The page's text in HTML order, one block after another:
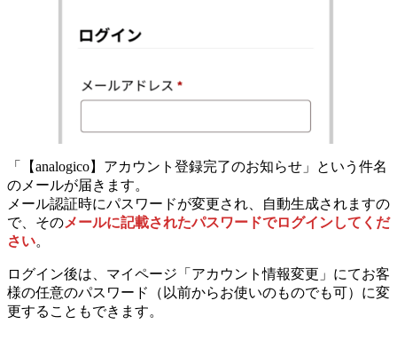
「【analogico】アカウント登録完了のお知らせ」という件名
のメールが届きます。
メール認証時にパスワードが変更され、自動生成されますの
で、そのメールに記載されたパスワードでログインしてくだ
さい。
ログイン後は、マイページ「アカウント情報変更」にてお客
様の任意のパスワード（以前からお使いのものでも可）に変
更することもできます。